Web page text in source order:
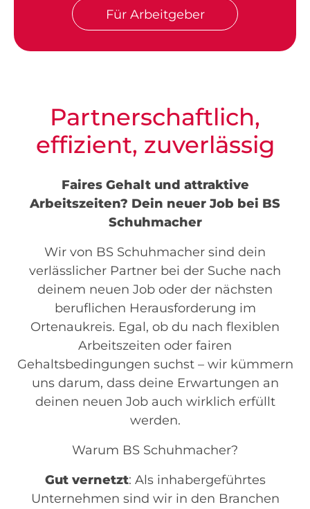
Für Arbeitgeber
Partnerschaftlich,
effizient, zuverlässig
Faires Gehalt und attraktive
Arbeitszeiten? Dein neuer Job bei BS
Schuhmacher
Wir von BS Schuhmacher sind dein
verlässlicher Partner bei der Suche nach
deinem neuen Job oder der nächsten
beruflichen Herausforderung im
Ortenaukreis. Egal, ob du nach flexiblen
Arbeitszeiten oder fairen
Gehaltsbedingungen suchst – wir kümmern
uns darum, dass deine Erwartungen an
deinen neuen Job auch wirklich erfüllt
werden.
Warum BS Schuhmacher?
Gut vernetzt: Als inhabergeführtes
Unternehmen sind wir in den Branchen